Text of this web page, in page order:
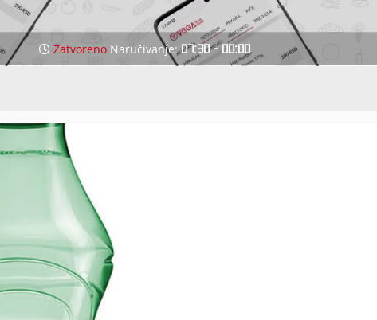
Zatvoreno Naručivanje: 07:30 - 00:00